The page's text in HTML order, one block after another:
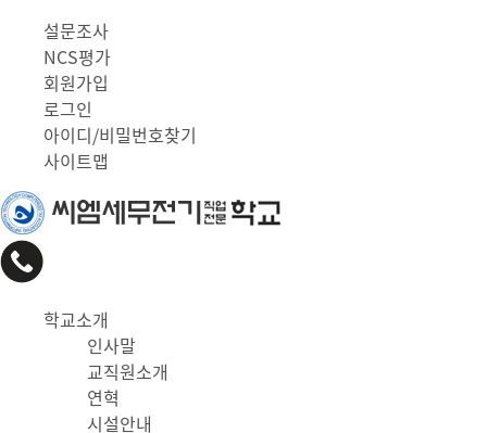
설문조사
NCS평가
회원가입
로그인
아이디/비밀번호찾기
사이트맵
학교소개
인사말
교직원소개
연혁
시설안내